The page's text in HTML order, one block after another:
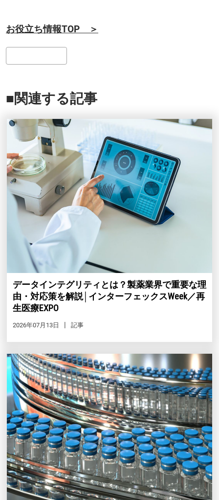
お役立ち情報TOP ＞
■関連する記事
データインテグリティとは？製薬業界で重要な理
由・対応策を解説│インターフェックスWeek／再
生医療EXPO
2026年07月13日 記事